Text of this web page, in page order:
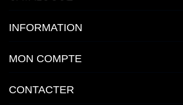
INFORMATION
MON COMPTE
CONTACTER